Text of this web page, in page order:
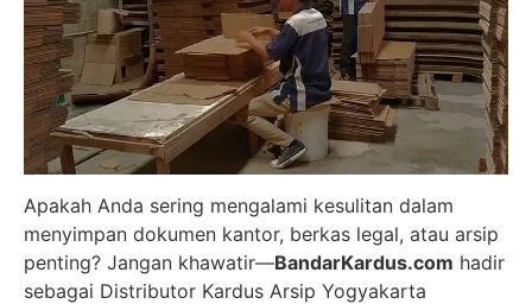
Apakah Anda sering mengalami kesulitan dalam
menyimpan dokumen kantor, berkas legal, atau arsip
penting? Jangan khawatir—BandarKardus.com hadir
sebagai Distributor Kardus Arsip Yogyakarta